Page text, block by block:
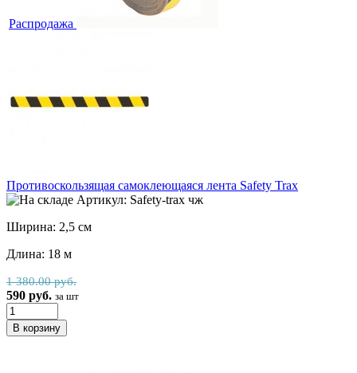
Распродажа
Противоскользящая самоклеющаяся лента Safety Trax
Артикул: Safety-trax чж
Ширина: 2,5 см
Длина: 18 м
1 380.00 руб.
590 руб. за шт